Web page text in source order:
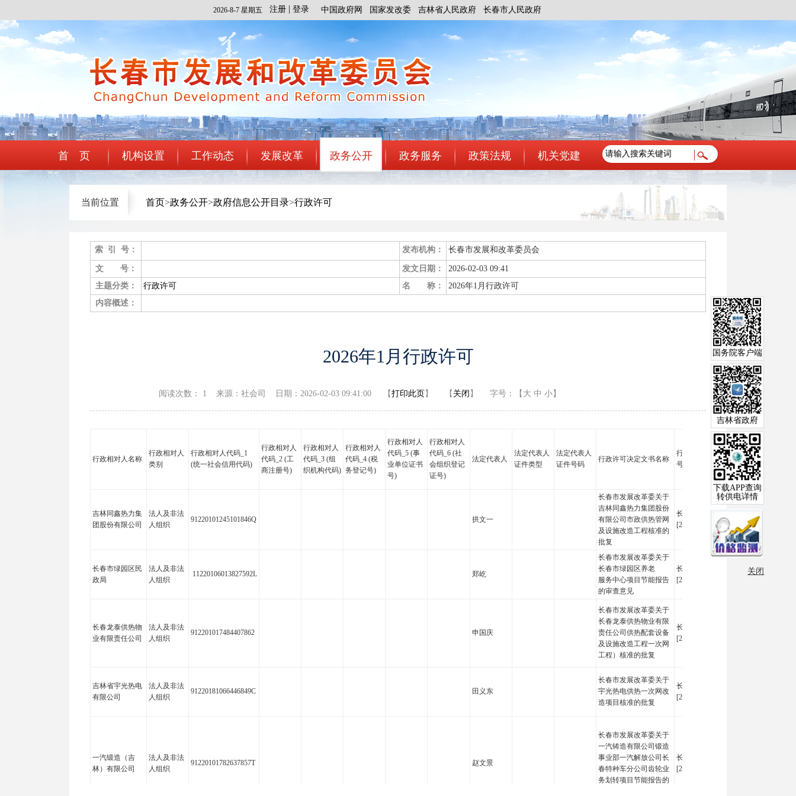
2026-8-7 星期五 中国政府网 国家发改委 吉林省人民政府 长春市人民政府
注册 登录
首 页 机构设置 工作动态 发展改革 政务公开 政务服务 政策法规 机关党建
当前位置 首页>政务公开>政府信息公开目录>行政许可
索 引 号： 发布机构： 长春市发展和改革委员会
文 号： 发文日期：
2026-02-03 09:41
主题分类：
行政许可 名 称：
2026年1月行政许可
内容概述：
2026年1月行政许可
阅读次数： 1 来源：社会司 日期：2026-02-03 09:41:00 【 打印此页 】 【 关闭 】 字号： 【大 中 小 】
行政相对人名称
行政相对人
类别
行政相对人代码_1
(统一社会信用代码)
行政相对人
代码_2 (工
商注册号)
行政相对人
代码_3 (组
织机构代码)
行政相对人
代码_4 (税
务登记号)
行政相对人
代码_5 (事
业单位证书
号)
行政相对人
代码_6 (社
会组织登记
证号)
法定代表人
法定代表人
证件类型
法定代表人
证件号码
行政许可决定文书名称
行政许可决定文书
号
许可类别
吉林同鑫热力集
团股份有限公司
法人及非法
人组织
91220101245101846Q 拱文一
长春市发展改革委关于
吉林同鑫热力集团股份
有限公司市政供热管网
及设施改造工程核准的
批复
长发改审批字
[2026]6号
核准
长春市绿园区民
政局
法人及非法
人组织
11220106013827592L 郑屹
长春市发展改革委关于
长春市绿园区养老
服务中心项目节能报告
的审查意见
长发改审批字
[2026]17号
其他
长春龙泰供热物
业有限责任公司
法人及非法
人组织
912201017484407862 申国庆
长春市发展改革委关于
长春龙泰供热物业有限
责任公司供热配套设备
及设施改造工程一次网
工程）核准的批复
长发改审批字
[2026]19号
吉林省宇光热电
有限公司
法人及非法
人组织
91220181066446849C 田义东
长春市发展改革委关于
宇光热电供热一次网改
造项目核准的批复
长发改审批字
[2026]25号
一汽锻造（吉
林）有限公司
法人及非法
人组织
91220101782637857T 赵文景
长春市发展改革委关于
一汽铸造有限公司锻造
事业部一汽解放公司长
春特种车分公司齿轮业
务划转项目节能报告的
长发改审批字
[2026]30号
国务院客户端
吉林省政府
下载APP查询
转供电详情
关闭